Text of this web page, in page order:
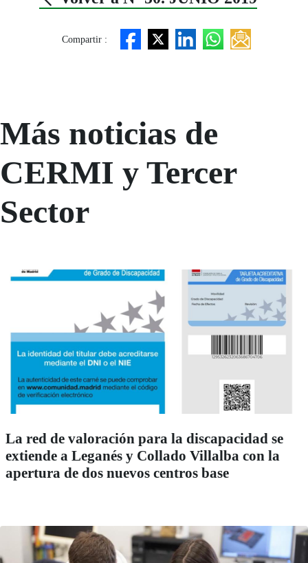
Compartir :
Más noticias de
CERMI y Tercer
Sector
La red de valoración para la discapacidad se
extiende a Leganés y Collado Villalba con la
apertura de dos nuevos centros base